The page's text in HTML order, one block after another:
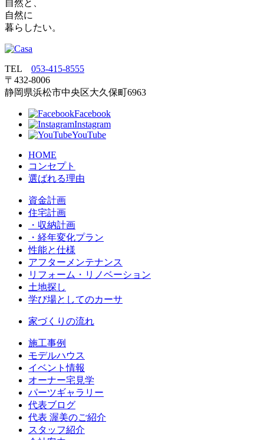
自然と、
自然に
暮らしたい。
TEL 053‐415‐8555
〒432‐8006
静岡県浜松市中央区大久保町6963
Facebook
Instagram
YouTube
HOME
コンセプト
選ばれる理由
資金計画
住宅計画
・収納計画
・経年変化プラン
性能と仕様
アフターメンテナンス
リフォーム・リノベーション
土地探し
学び場としてのカーサ
家づくりの流れ
施工事例
モデルハウス
イベント情報
オーナー宅見学
パーツギャラリー
代表ブログ
代表 渥美のご紹介
スタッフ紹介